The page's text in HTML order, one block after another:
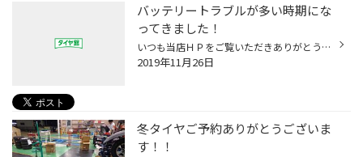
バッテリートラブルが多い時期にな
ってきました！
いつも当店ＨＰをご覧いただきありがとうございます。 日中はまだまだ暖かいですが朝晩冷え込んできましたね。 バッテリー使用が２年以上経過の方は点検お勧めいたします。 ３年以上の方は要注意ですよ。 無料安全点検実施中です。お気軽にスタッフまでお声掛けください。 ハイブリッド用バッテリー...
2019年11月26日
冬タイヤご予約ありがとうございま
す！！